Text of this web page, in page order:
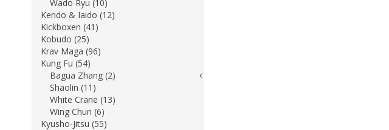
Wado Ryu (10)
Kendo & Iaido (12)
Kickboxen (41)
Kobudo (25)
Krav Maga (96)
Kung Fu (54)
Bagua Zhang (2)
Shaolin (11)
White Crane (13)
Wing Chun (6)
Kyusho-Jitsu (55)